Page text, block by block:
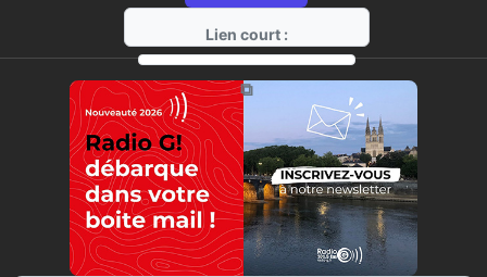
Lien court :
https://radio-g.fr?13252
⧉